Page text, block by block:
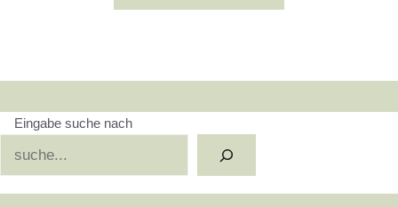
Eingabe suche nach